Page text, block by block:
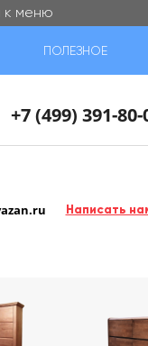
к меню
ПОЛЕЗНОЕ
+7 (499) 391-80-
Написать